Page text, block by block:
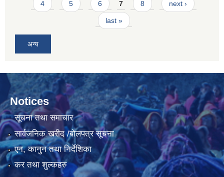
4 5 6 7 8 next ›
last »
अन्य
Notices
सूचना तथा समाचार
सार्वजनिक खरीद /बोलपत्र सूचना
एन, कानुन तथा निर्देशिका
कर तथा शुल्कहरु